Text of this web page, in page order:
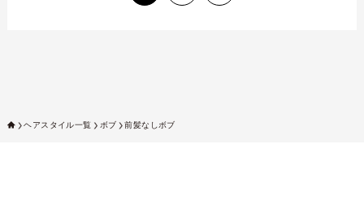
ヘアスタイル一覧 ボブ 前髪なしボブ